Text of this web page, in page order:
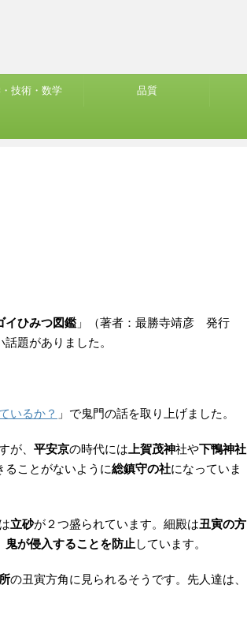
技術・数学 品質
イひみつ図鑑 」（著者：最勝寺靖彦 発行
話題がありました。
いるか？ 」で鬼門の話を取り上げました。
が、 平安京の時代には 上賀茂神社や下鴨神社
ることがないように総鎮守の社になっていま
立砂が２つ盛られています。細殿は丑寅の方
鬼が侵入することを防止 しています。
の丑寅方角に見られるそうです。先人達は、